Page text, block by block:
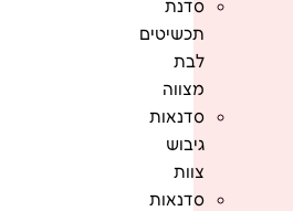
סדנת
תכשיטים
לבת
מצווה
סדנאות
גיבוש
צוות
סדנאות